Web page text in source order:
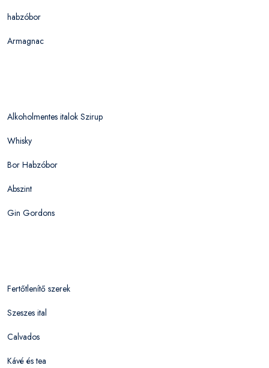
habzóbor
Armagnac
Alkoholmentes italok Szirup
Whisky
Bor Habzóbor
Abszint
Gin Gordons
Fertőtlenítő szerek
Szeszes ital
Calvados
Kávé és tea